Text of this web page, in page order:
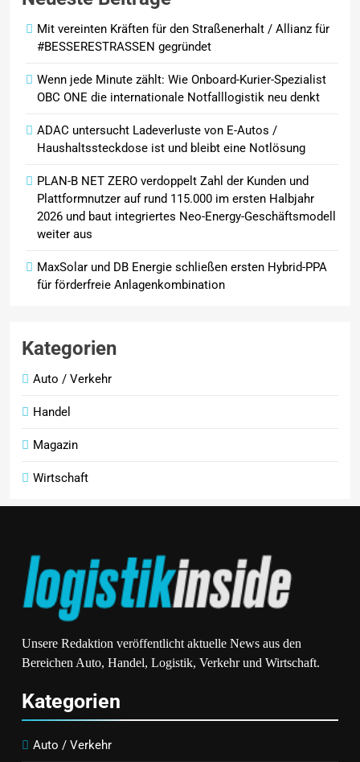
PKV-Vertrieb im Wandel: Warum
die JP Consulting GmbH keine
Leads mehr verteilt
Mit vereinten Kräften für den Straßenerhalt / Allianz für
#BESSERESTRASSEN gegründet
Wenn jede Minute zählt: Wie Onboard-Kurier-Spezialist
OBC ONE die internationale Notfalllogistik neu denkt
ADAC untersucht Ladeverluste von E-Autos /
Haushaltssteckdose ist und bleibt eine Notlösung
PLAN-B NET ZERO verdoppelt Zahl der Kunden und
Plattformnutzer auf rund 115.000 im ersten Halbjahr
2026 und baut integriertes Neo-Energy-Geschäftsmodell
weiter aus
MaxSolar und DB Energie schließen ersten Hybrid-PPA
für förderfreie Anlagenkombination
Kategorien
Auto / Verkehr
Handel
Magazin
Wirtschaft
Unsere Redaktion veröffentlicht aktuelle News aus den
Bereichen Auto, Handel, Logistik, Verkehr und Wirtschaft.
Kategorien
Auto / Verkehr